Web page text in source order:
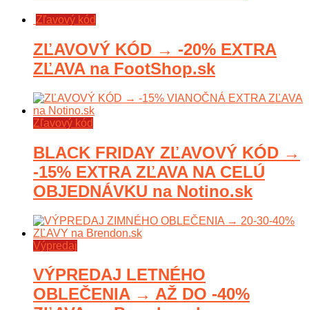
Zľavový kód
ZĽAVOVÝ KÓD → -20% EXTRA
ZĽAVA na FootShop.sk
Zľavový kód
BLACK FRIDAY ZĽAVOVÝ KÓD →
-15% EXTRA ZĽAVA NA CELÚ
OBJEDNÁVKU na Notino.sk
Výpredaj
VÝPREDAJ LETNÉHO
OBLEČENIA → AŽ DO -40%